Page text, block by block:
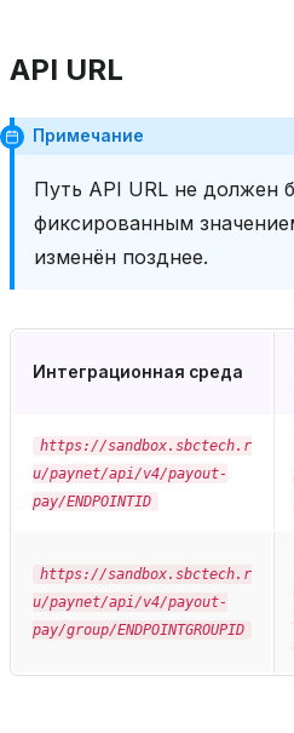
API URL
Примечание
Путь API URL не должен
фиксированным
изменён позднее.
Интеграционная среда
https://sandbox.sbctech.r
u/paynet/api/v4/payout-
pay/ENDPOINTID
https://sandbox.sbctech.r
u/paynet/api/v4/payout-
pay/group/ENDPOINTGROUPID